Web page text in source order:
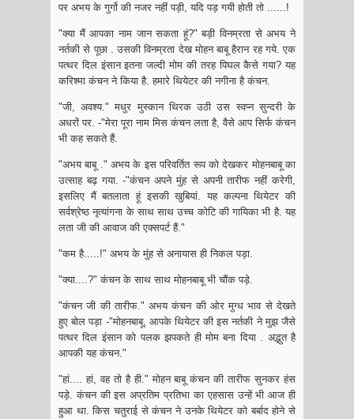
पर अभय के गुर्गो की नजर नहीं पड़ी, यदि पड़ गयी होती तो ......!
"क्या मैं आपका नाम जान सकता हूं?" बड़ी विनम्रता से अभय ने
नर्तकी से पूछा . उसकी विनम्रता देख मोहन बाबू हैरान रह गये. एक
पत्थर दिल इंसान इतना जल्दी मोम की तरह पिघल कैसे गया? यह
करिश्मा कंचन ने किया है. हमारे थियेटर की नगीना है कंचन.
"जी, अवश्य." मधुर मुस्कान थिरक उठी उस स्वप्न सुन्दरी ‌के
अधरों पर. -"मेरा पूरा नाम मिस कंचन लता है, वैसे आप सिर्फ कंचन
भी कह सकते हैं.
"अभय बाबू ." अभय के इस परिवर्तित रूप को देखकर मोहनबाबू का
उत्साह बढ़ गया. -"कंचन अपने मुंह से अपनी तारीफ नहीं करेगी,
इसलिए मैं बतलाता हूं इसकी खुबियां. यह कल्पना थियेटर की
सर्वश्रेष्ठ नृत्यांगना के साथ साथ उच्च कोटि की गायिका भी है. यह
लता जी की आवाज की एक्सपर्ट हैं."
"कम है.....!" अभय के मुंह से अनायास ही निकल पड़ा.
"क्या....?" कंचन के साथ साथ मोहनबाबू भी चौंक पड़े.
"कंचन जी की तारीफ." अभय कंचन की ओर मुग्ध भाव से देखते
हुए बोल पड़ा -"मोहनबाबू, आपके थियेटर की इस नर्तकी ने मुझ जैसे
पत्थर दिल इंसान को पलक झपकते ही मोम बना दिया . अद्भुत है
आपकी यह कंचन."
"हां.... हां, वह तो है ही." मोहन बाबू कंचन की तारीफ सुनकर हंस
पड़े. कंचन की इस अप्रतिम प्रतिभा का एहसास उन्हें भी आज ही
हुआ था. किस चतुराई से कंचन ने उनके थियेटर को बर्बाद होने से